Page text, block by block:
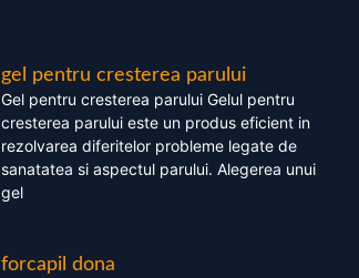
gel pentru cresterea parului
Gel pentru cresterea parului Gelul pentru
cresterea parului este un produs eficient in
rezolvarea diferitelor probleme legate de
sanatatea si aspectul parului. Alegerea unui
gel
forcapil dona